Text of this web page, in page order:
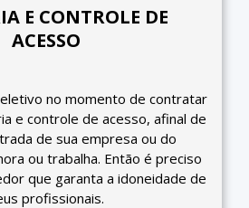
E CONTROLE DE
ACESSO
no momento de contratar
e controle de acesso, afinal de
de sua empresa ou do
ou trabalha. Então é preciso
que garanta a idoneidade de
profissionais.